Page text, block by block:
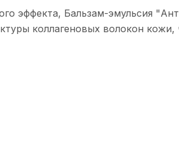
эффекта, Бальзам-эмульсия
коллагеновых волокон